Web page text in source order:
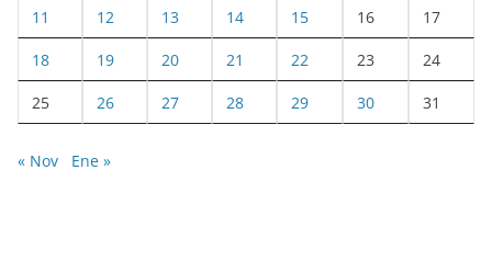
11 12 13 14 15 16 17
18 19 20 21 22 23 24
25 26 27 28 29 30 31
« Nov Ene »